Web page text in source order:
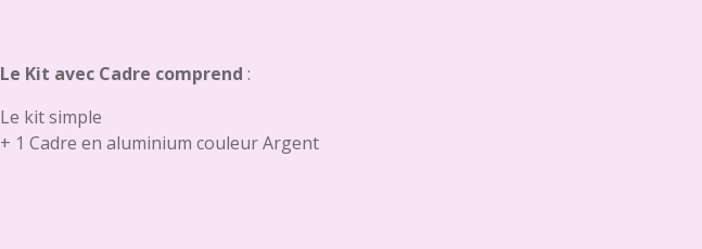
Le Kit avec Cadre comprend :
Le kit simple
+ 1 Cadre en aluminium couleur Argent